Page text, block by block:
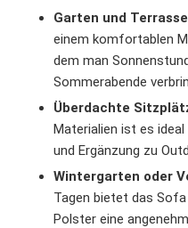
Garten und
einem komfortablen
dem man
Sommerabende
Überdachte
Materialien ist es
und Ergänzung zu
Wintergarten oder
Tagen bietet das
Polster eine